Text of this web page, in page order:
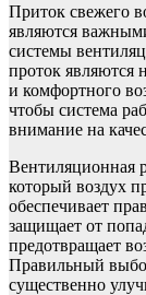
Приток свежего
являются
системы
проток являются
и комфортного
чтобы система
внимание на
Вентиляционная
который воздух
обеспечивает
защищает от
предотвращает
Правильный
существенно